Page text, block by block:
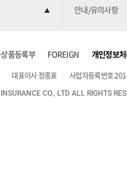
안내/유의사항
품등록부 FOREIGN 개인정보
대표이사 정종표 사업자등록번호
CO., LTD ALL RIGHTS